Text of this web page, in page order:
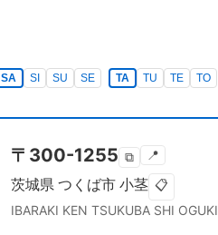
SA SI SU SE TA TU TE TO
〒 300-1255 ⧉ 📍
茨城県 つくば市 小茎 📋
IBARAKI KEN TSUKUBA SHI OGUKI